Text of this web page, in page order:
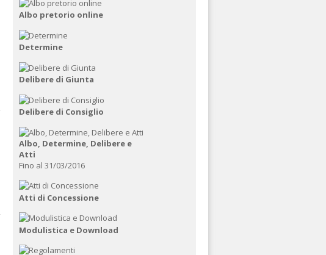
Albo pretorio online
Determine
Delibere di Giunta
Delibere di Consiglio
Albo, Determine, Delibere e
Atti
Fino al 31/03/2016
Atti di Concessione
Modulistica e Download